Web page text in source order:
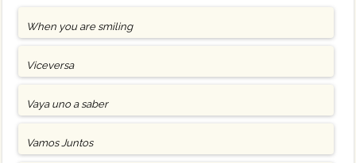
When you are smiling
Viceversa
Vaya uno a saber
Vamos Juntos